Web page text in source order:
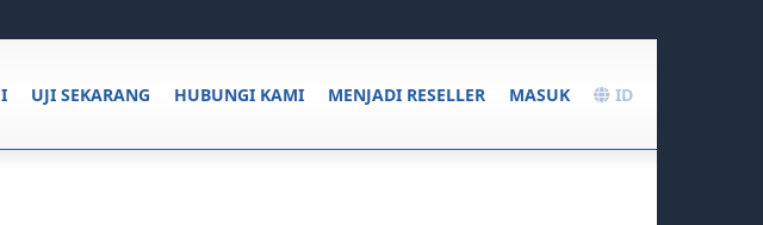
ID
MASUK
MENJADI RESELLER
HUBUNGI KAMI
UJI SEKARANG